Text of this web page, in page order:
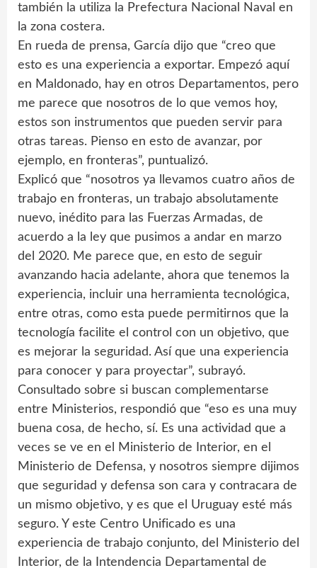
también la utiliza la Prefectura Nacional Naval en
la zona costera.
En rueda de prensa, García dijo que “creo que
esto es una experiencia a exportar. Empezó aquí
en Maldonado, hay en otros Departamentos, pero
me parece que nosotros de lo que vemos hoy,
estos son instrumentos que pueden servir para
otras tareas. Pienso en esto de avanzar, por
ejemplo, en fronteras”, puntualizó.
Explicó que “nosotros ya llevamos cuatro años de
trabajo en fronteras, un trabajo absolutamente
nuevo, inédito para las Fuerzas Armadas, de
acuerdo a la ley que pusimos a andar en marzo
del 2020. Me parece que, en esto de seguir
avanzando hacia adelante, ahora que tenemos la
experiencia, incluir una herramienta tecnológica,
entre otras, como esta puede permitirnos que la
tecnología facilite el control con un objetivo, que
es mejorar la seguridad. Así que una experiencia
para conocer y para proyectar”, subrayó.
Consultado sobre si buscan complementarse
entre Ministerios, respondió que “eso es una muy
buena cosa, de hecho, sí. Es una actividad que a
veces se ve en el Ministerio de Interior, en el
Ministerio de Defensa, y nosotros siempre dijimos
que seguridad y defensa son cara y contracara de
un mismo objetivo, y es que el Uruguay esté más
seguro. Y este Centro Unificado es una
experiencia de trabajo conjunto, del Ministerio del
Interior, de la Intendencia Departamental de